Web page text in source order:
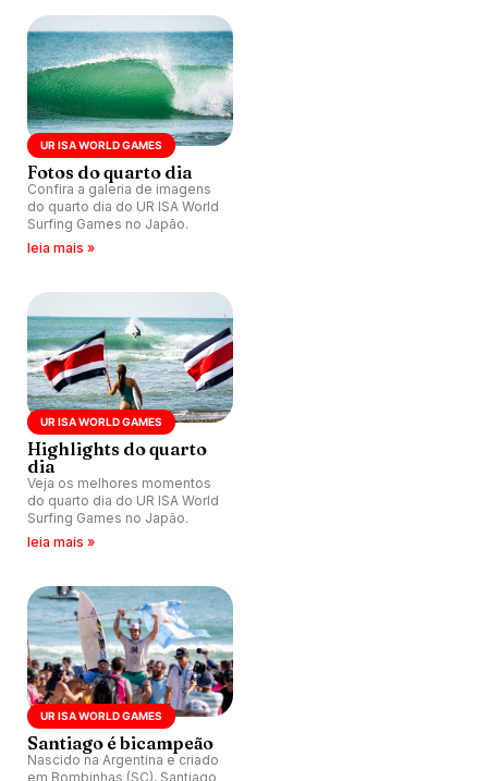
UR ISA WORLD GAMES
Fotos do quarto dia
Confira a galeria de imagens
do quarto dia do UR ISA World
Surfing Games no Japão.
leia mais »
UR ISA WORLD GAMES
Highlights do quarto
dia
Veja os melhores momentos
do quarto dia do UR ISA World
Surfing Games no Japão.
leia mais »
UR ISA WORLD GAMES
Santiago é bicampeão
Nascido na Argentina e criado
em Bombinhas (SC), Santiago